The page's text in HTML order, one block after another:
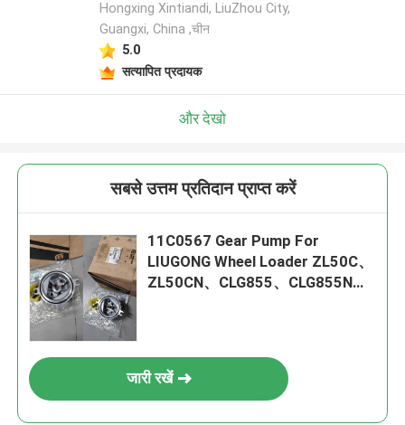
Hongxing Xintiandi, LiuZhou City,
Guangxi, China ,चीन
5.0
सत्यापित प्रदायक
और देखो
सबसे उत्तम प्रतिदान प्राप्त करें
11C0567 Gear Pump For
LIUGONG Wheel Loader ZL50C、
ZL50CN、CLG855、CLG855N、
जारी रखें